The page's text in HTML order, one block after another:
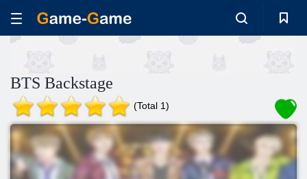
BTS Backstage
(Total 1)